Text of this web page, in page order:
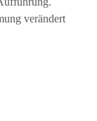
verändert